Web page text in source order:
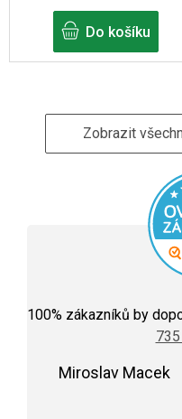
Do košíku
Zobrazit
100% zákazníků by
Miroslav Macek